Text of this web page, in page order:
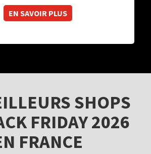
EN SAVOIR PLUS
SHOPS
FRIDAY 2026
FRANCE